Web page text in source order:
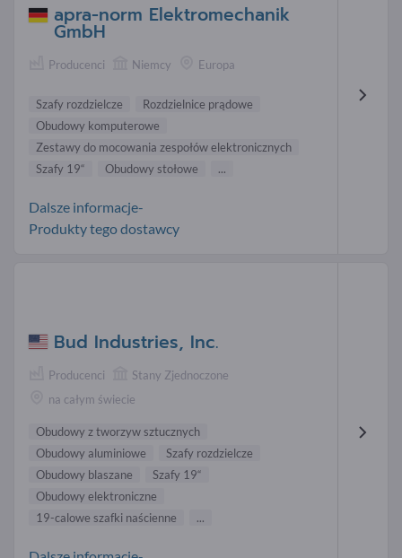
apra-norm Elektromechanik
GmbH
Producenci Niemcy Europa
Szafy rozdzielcze
Rozdzielnice prądowe
Obudowy komputerowe
Zestawy do mocowania zespołów elektronicznych
Szafy 19“
Obudowy stołowe ...
Dalsze informacje-
Produkty tego dostawcy
Bud Industries, Inc.
Producenci
Stany Zjednoczone
na całym świecie
Obudowy z tworzyw sztucznych
Obudowy aluminiowe
Szafy rozdzielcze
Obudowy blaszane
Szafy 19“
Obudowy elektroniczne
19-calowe szafki naścienne
...